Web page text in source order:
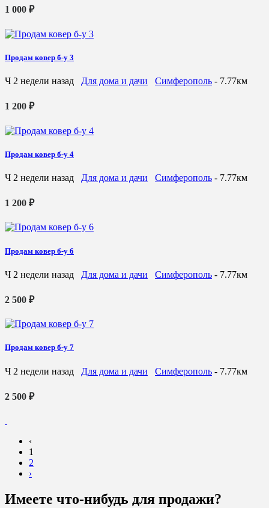
1 000 ₽
Продам ковер б-у 3
Ч 2 недели назад Для дома и дачи Симферополь - 7.77км
1 200 ₽
Продам ковер б-у 4
Ч 2 недели назад Для дома и дачи Симферополь - 7.77км
1 200 ₽
Продам ковер б-у 6
Ч 2 недели назад Для дома и дачи Симферополь - 7.77км
2 500 ₽
Продам ковер б-у 7
Ч 2 недели назад Для дома и дачи Симферополь - 7.77км
2 500 ₽
‹
1
2
›
Имеете что-нибудь для продажи?